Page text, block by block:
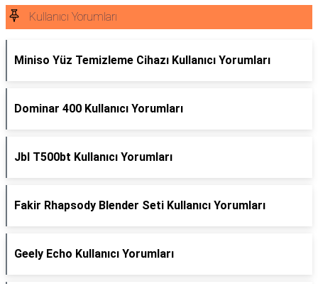
Kullanıcı Yorumları
Miniso Yüz Temizleme Cihazı Kullanıcı Yorumları
Dominar 400 Kullanıcı Yorumları
Jbl T500bt Kullanıcı Yorumları
Fakir Rhapsody Blender Seti Kullanıcı Yorumları
Geely Echo Kullanıcı Yorumları